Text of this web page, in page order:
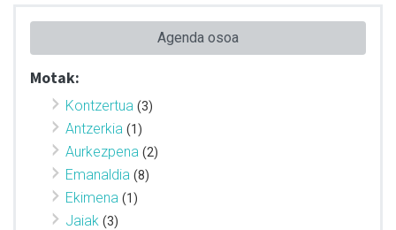
Agenda osoa
Motak:
Kontzertua (3)
Antzerkia (1)
Aurkezpena (2)
Emanaldia (8)
Ekimena (1)
Jaiak (3)